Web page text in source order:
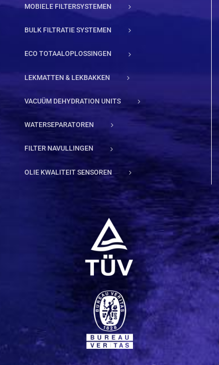
MOBIELE FILTERSYSTEMEN
BULK FILTRATIE SYSTEMEN
ECO TOTAALOPLOSSINGEN
LEKMATTEN & LEKBAKKEN
VACUÜM DEHYDRATION UNITS
WATERSEPARATOREN
FILTER NAVULLINGEN
OLIE KWALITEIT SENSOREN